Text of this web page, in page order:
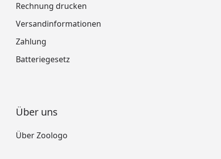
Rechnung drucken
Versandinformationen
Zahlung
Batteriegesetz
Über uns
Über Zoologo